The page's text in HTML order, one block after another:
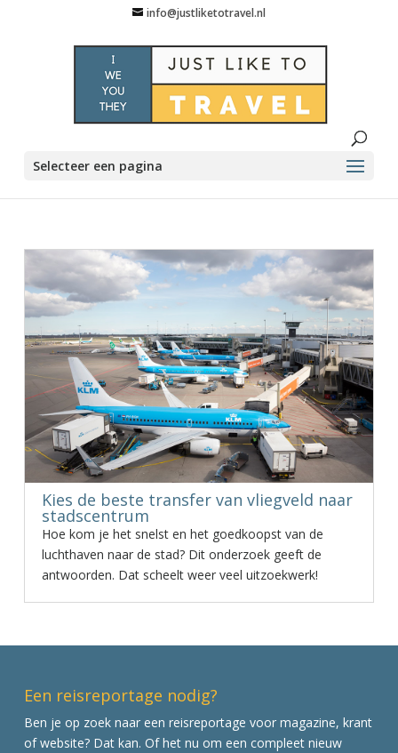
info@justliketotravel.nl
Selecteer een pagina
Kies de beste transfer van vliegveld naar
stadscentrum
Hoe kom je het snelst en het goedkoopst van de
luchthaven naar de stad? Dit onderzoek geeft de
antwoorden. Dat scheelt weer veel uitzoekwerk!
Een reisreportage nodig?
Ben je op zoek naar een reisreportage voor magazine, krant
of website? Dat kan. Of het nu om een compleet nieuw